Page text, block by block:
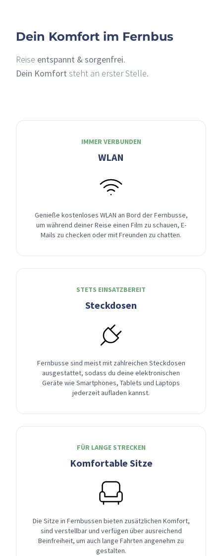
Dein Komfort im Fernbus
Reise entspannt & sorgenfrei.
Dein Komfort steht an erster Stelle.
IMMER VERBUNDEN
WLAN
Genieße kostenloses WLAN an Bord der Fernbusse,
um während deiner Reise einen Film zu schauen, E-
Mails zu checken oder mit Freunden zu chatten.
STETS EINSATZBEREIT
Steckdosen
Fernbusse sind meist mit zahlreichen Steckdosen
ausgestattet, sodass du deine elektronischen
Geräte wie Smartphones, Tablets und Laptops
jederzeit aufladen kannst.
FÜR LANGE STRECKEN
Komfortable Sitze
Die Sitze in Fernbussen bieten zusätzlichen Komfort,
sind verstellbar und verfügen über ausreichend
Beinfreiheit, um auch lange Fahrten angenehm zu
gestalten.